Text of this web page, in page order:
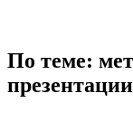
По теме: